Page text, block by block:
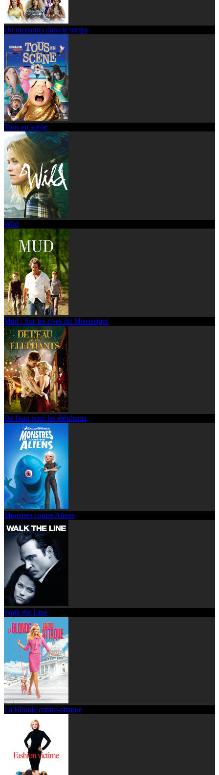
Un raccourci dans le temps
Tous en scène
Wild
Mud : Sur les rives du Mississippi
De l'eau pour les éléphants
Monstres contre Aliens
Walk the Line
La Blonde contre-attaque